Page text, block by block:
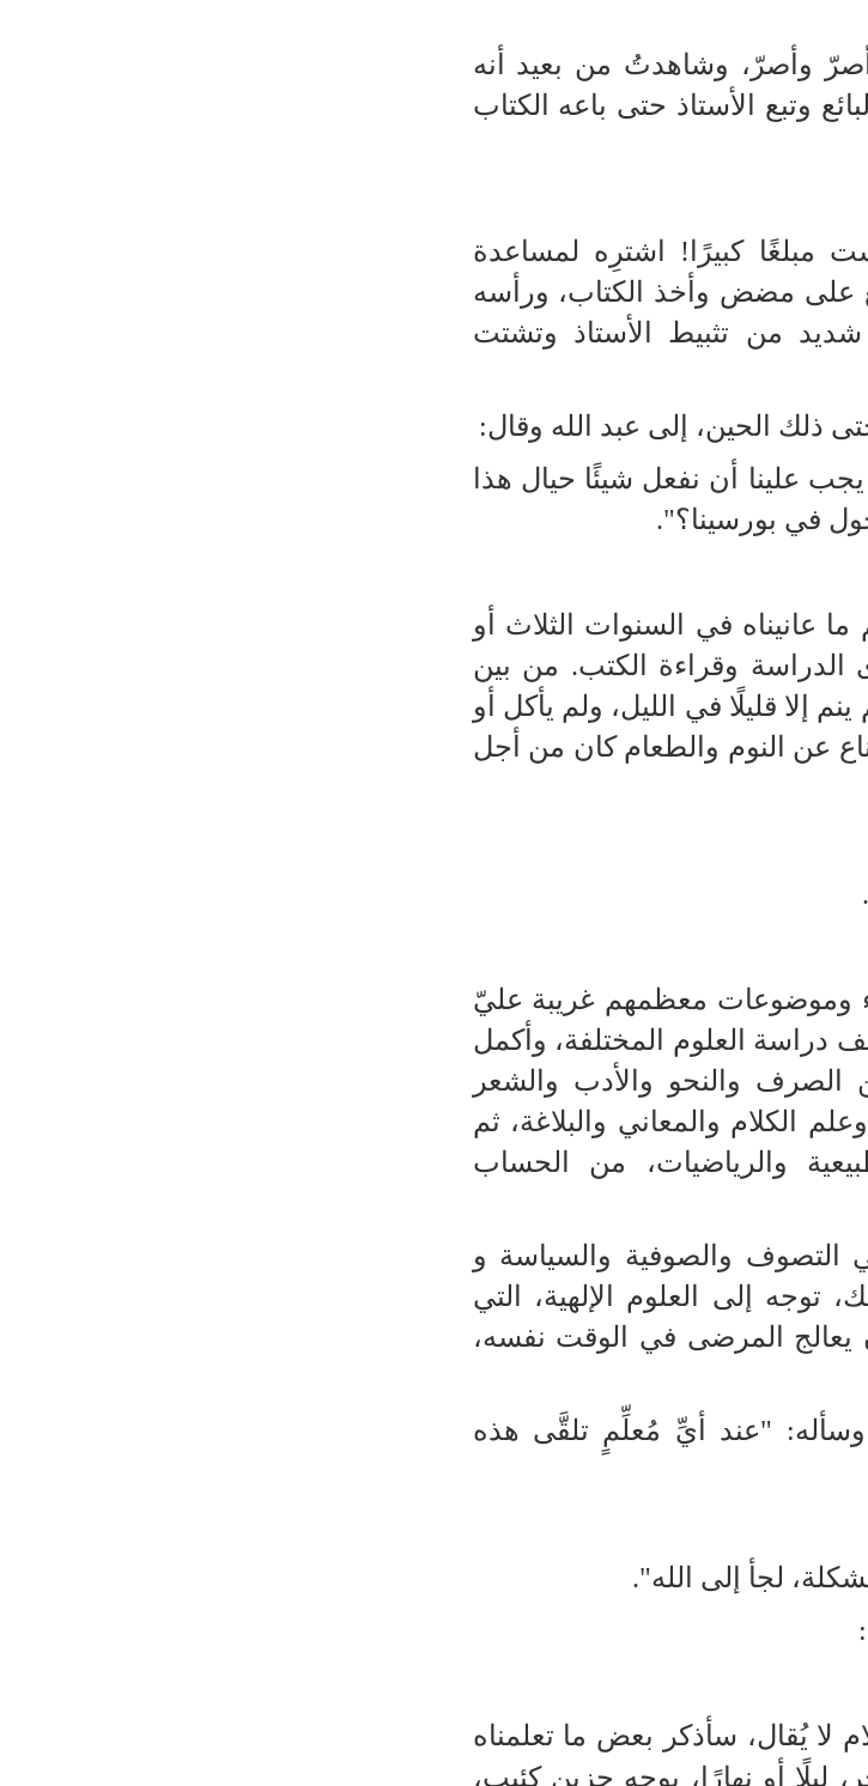
أصرّ وأصرّ، وشاهدتُ من بعيد أنه
وتبع الأستاذ حتى باعه الكتاب
مبلغًا كبيرًا! اشترِه لمساعدة
على مضض وأخذ الكتاب، ورأسه
شديد من تثبيط الأستاذ وتشتت
ذلك الحين، إلى عبد الله وقال:
علينا أن نفعل شيئًا حيال هذا
في بورسينا؟".
عانيناه في السنوات الثلاث أو
الدراسة وقراءة الكتب. من بين
إلا قليلًا في الليل، ولم يأكل أو
عن النوم والطعام كان من أجل
وموضوعات معظمهم غريبة عليّ
دراسة العلوم المختلفة، وأكمل
الصرف والنحو والأدب والشعر
الكلام والمعاني والبلاغة، ثم
والرياضيات، من الحساب
التصوف والصوفية والسياسة و
توجه إلى العلوم الإلهية، التي
يعالج المرضى في الوقت نفسه،
"عند أيِّ مُعلِّمٍ تلقَّى هذه
لجأ إلى الله".
لا يُقال، سأذكر بعض ما تعلمناه
ليلًا أو نهارًا، بوجه حزين كئيب،